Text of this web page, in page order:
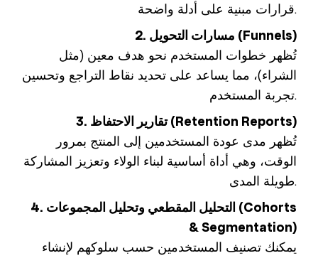
قرارات مبنية على أدلة واضحة.
2. مسارات التحويل (Funnels)
تُظهر خطوات المستخدم نحو هدف معين (مثل
الشراء)، مما يساعد على تحديد نقاط التراجع وتحسين
تجربة المستخدم.
3. تقارير الاحتفاظ (Retention Reports)
تُظهر مدى عودة المستخدمين إلى المنتج بمرور
الوقت، وهي أداة أساسية لبناء الولاء وتعزيز المشاركة
طويلة المدى.
4. التحليل المقطعي وتحليل المجموعات (Cohorts
& Segmentation)
يمكنك تصنيف المستخدمين حسب سلوكهم لإنشاء